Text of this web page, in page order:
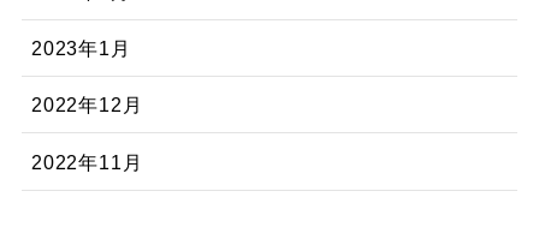
2023年1月
2022年12月
2022年11月